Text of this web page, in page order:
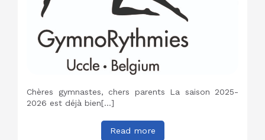
Chères gymnastes, chers parents La saison 2025-
2026 est déjà bien[…]
Read more